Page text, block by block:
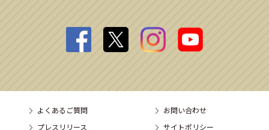
よくあるご質問
お問い合わせ
プレスリリース
サイトポリシー